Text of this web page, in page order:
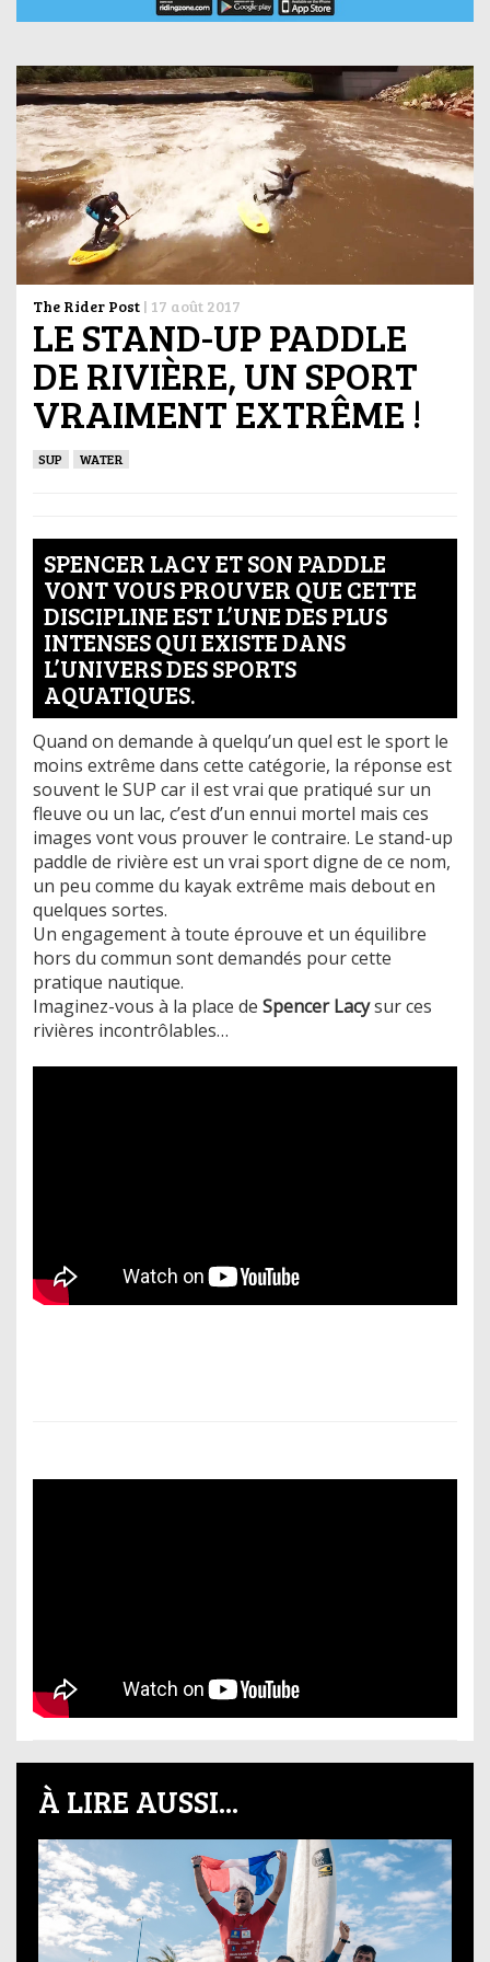
The Rider Post | 17 août 2017
LE STAND-UP PADDLE
DE RIVIÈRE, UN SPORT
VRAIMENT EXTRÊME !
SUP WATER
SPENCER LACY ET SON PADDLE
VONT VOUS PROUVER QUE CETTE
DISCIPLINE EST L’UNE DES PLUS
INTENSES QUI EXISTE DANS
L’UNIVERS DES SPORTS
AQUATIQUES.
Quand on demande à quelqu’un quel est le sport le
moins extrême dans cette catégorie, la réponse est
souvent le SUP car il est vrai que pratiqué sur un
fleuve ou un lac, c’est d’un ennui mortel mais ces
images vont vous prouver le contraire. Le stand-up
paddle de rivière est un vrai sport digne de ce nom,
un peu comme du kayak extrême mais debout en
quelques sortes.
Un engagement à toute éprouve et un équilibre
hors du commun sont demandés pour cette
pratique nautique.
Imaginez-vous à la place de Spencer Lacysur ces
rivières incontrôlables…
À LIRE AUSSI...